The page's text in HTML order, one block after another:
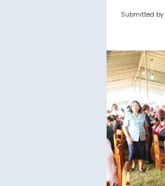
Submitted by